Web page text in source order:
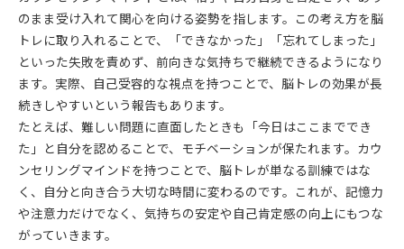
のまま受け入れて関心を向ける姿勢を指します。この考え方を脳
トレに取り入れることで、「できなかった」「忘れてしまった」
といった失敗を責めず、前向きな気持ちで継続できるようになり
ます。実際、自己受容的な視点を持つことで、脳トレの効果が長
続きしやすいという報告もあります。
たとえば、難しい問題に直面したときも「今日はここまででき
た」と自分を認めることで、モチベーションが保たれます。カウ
ンセリングマインドを持つことで、脳トレが単なる訓練ではな
く、自分と向き合う大切な時間に変わるのです。これが、記憶力
や注意力だけでなく、気持ちの安定や自己肯定感の向上にもつな
がっていきます。